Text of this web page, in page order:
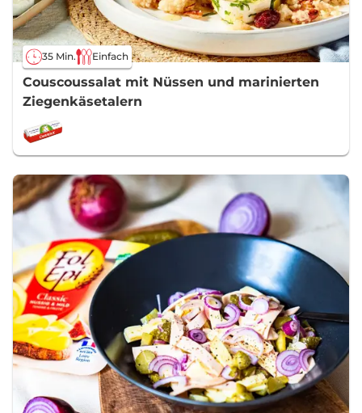
35 Min. Einfach
Couscoussalat mit Nüssen und marinierten
Ziegenkäsetalern